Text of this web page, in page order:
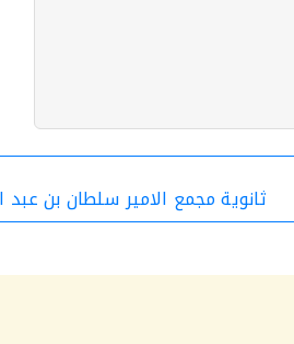
ثانوية مجمع الامير سلطان بن عبد